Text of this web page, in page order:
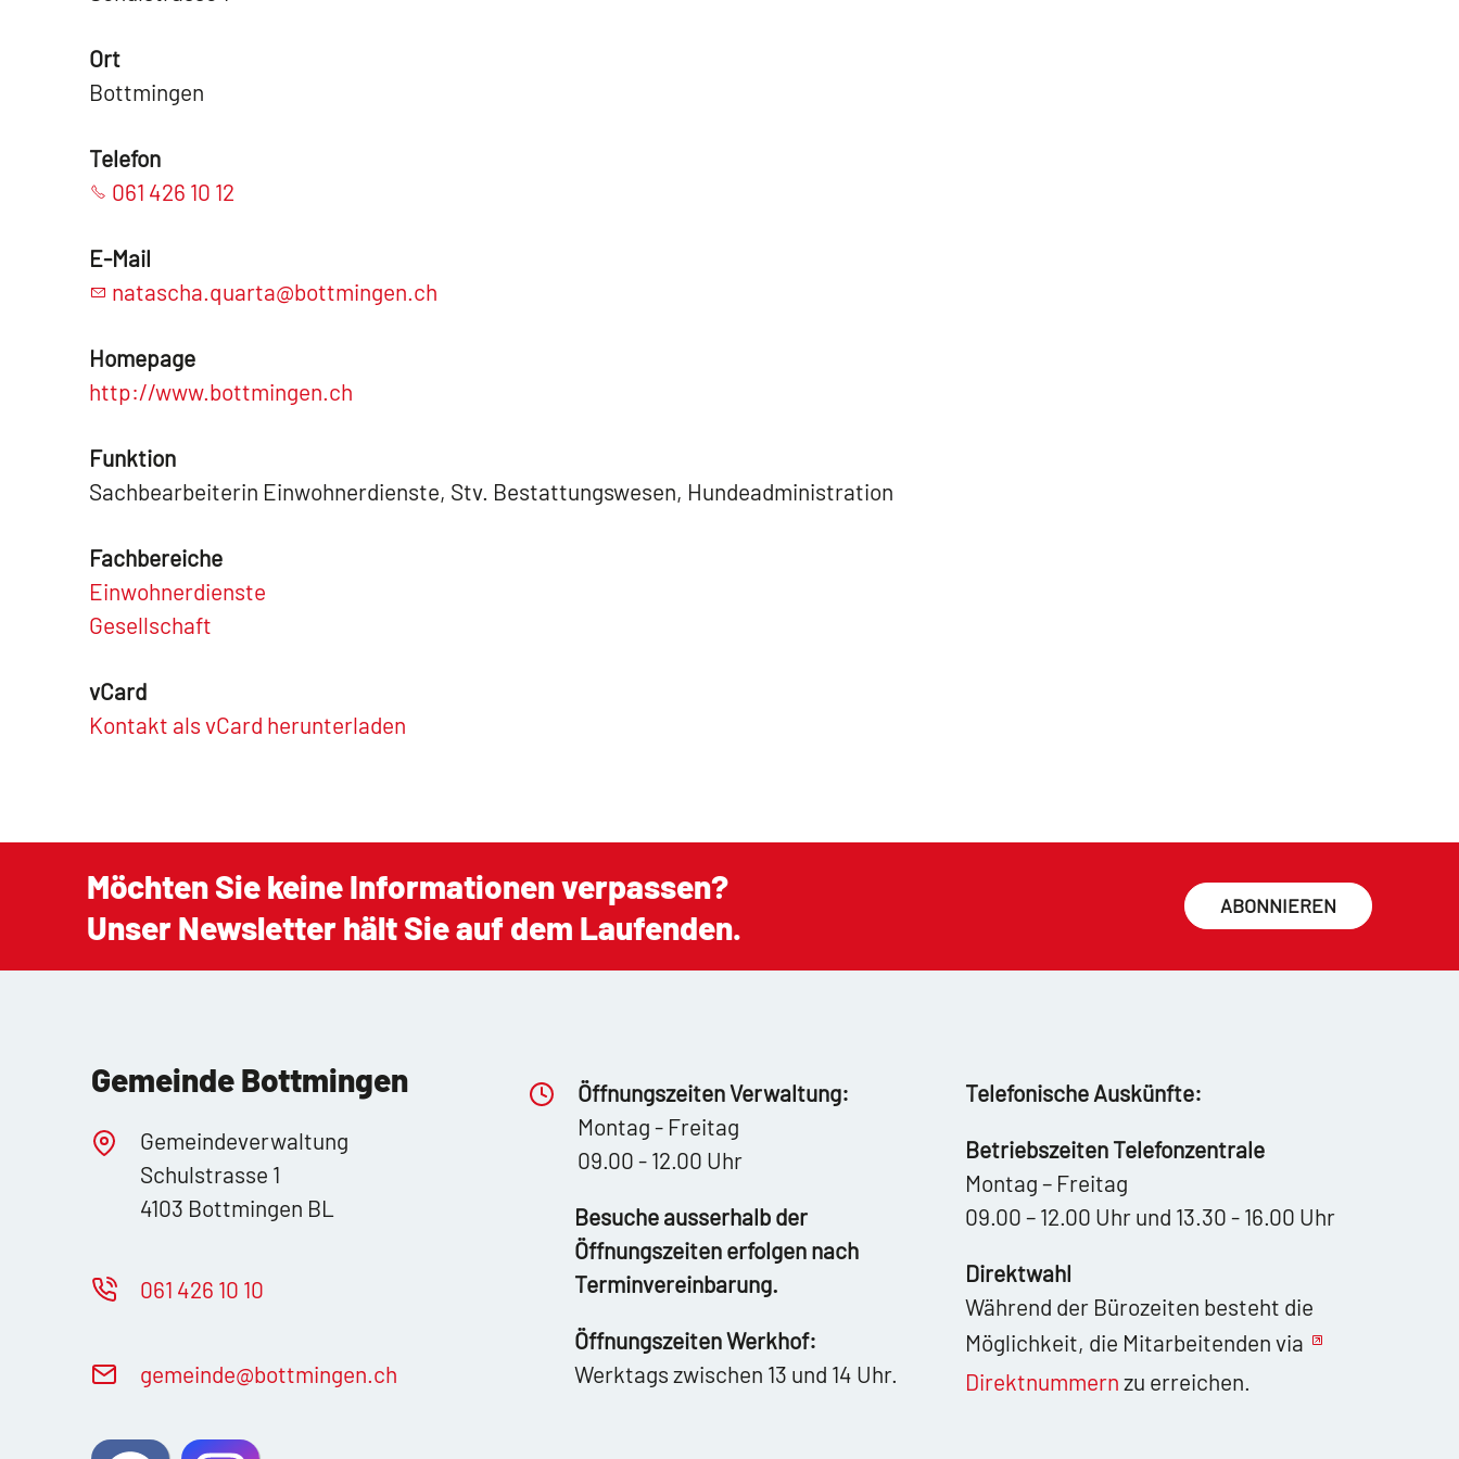
Ort
Bottmingen
Telefon
061 426 10 12
E-Mail
natascha.quarta@bottmingen.ch
Homepage
http://www.bottmingen.ch
Funktion
Sachbearbeiterin Einwohnerdienste, Stv. Bestattungswesen, Hundeadministration
Fachbereiche
Einwohnerdienste
Gesellschaft
vCard
Kontakt als vCard herunterladen
Möchten Sie keine Informationen verpassen?
Unser Newsletter hält Sie auf dem Laufenden.
ABONNIEREN
Gemeinde Bottmingen
Gemeindeverwaltung
Schulstrasse 1
4103 Bottmingen BL
061 426 10 10
g m nd b ttm ng n ch
Öffnungszeiten Verwaltung:
Montag - Freitag
09.00 - 12.00 Uhr
Besuche ausserhalb der
Öffnungszeiten erfolgen nach
Terminvereinbarung.
Öffnungszeiten Werkhof:
Werktags zwischen 13 und 14 Uhr.
Telefonische Auskünfte:
Betriebszeiten Telefonzentrale
Montag – Freitag
09.00 – 12.00 Uhr und 13.30 - 16.00 Uhr
Direktwahl
Während der Bürozeiten besteht die
Möglichkeit, die Mitarbeitenden via
Direktnummern zu erreichen.